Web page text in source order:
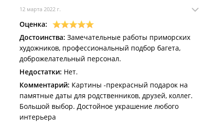
отправили в мусорку и я не увижу ее в качестве
"рекламы" ваших работ.
12 марта 2022 г.
Оценка:
Достоинства: Замечательные работы приморских
художников, профессиональный подбор багета,
доброжелательный персонал.
Недостатки: Нет.
Комментарий: Картины -прекрасный подарок на
памятные даты для родственников, друзей, коллег.
Большой выбор. Достойное украшение любого
интерьера